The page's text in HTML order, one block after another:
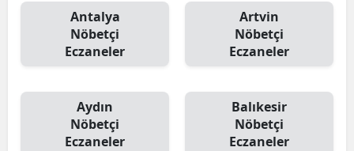
Antalya
Nöbetçi
Eczaneler
Artvin
Nöbetçi
Eczaneler
Aydın
Nöbetçi
Eczaneler
Balıkesir
Nöbetçi
Eczaneler